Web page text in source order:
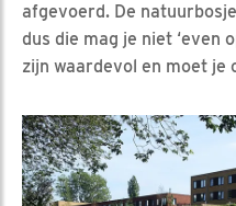
afgevoerd. De
dus die mag je niet ‘even
zijn waardevol en moet je